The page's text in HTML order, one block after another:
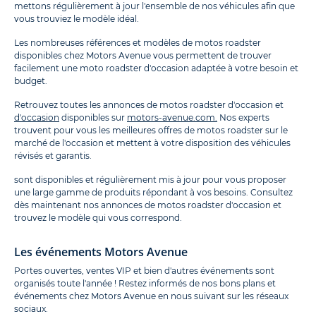
mettons régulièrement à jour l'ensemble de nos véhicules afin que
vous trouviez le modèle idéal.
Les nombreuses références et modèles de motos roadster
disponibles chez Motors Avenue vous permettent de trouver
facilement une moto roadster d'occasion adaptée à votre besoin et
budget.
Retrouvez toutes les annonces de motos roadster d'occasion et
d'occasion disponibles sur motors-avenue.com. Nos experts
trouvent pour vous les meilleures offres de motos roadster sur le
marché de l'occasion et mettent à votre disposition des véhicules
révisés et garantis.
sont disponibles et régulièrement mis à jour pour vous proposer
une large gamme de produits répondant à vos besoins. Consultez
dès maintenant nos annonces de motos roadster d'occasion et
trouvez le modèle qui vous correspond.
Les événements Motors Avenue
Portes ouvertes, ventes VIP et bien d'autres événements sont
organisés toute l'année ! Restez informés de nos bons plans et
événements chez Motors Avenue en nous suivant sur les réseaux
sociaux.